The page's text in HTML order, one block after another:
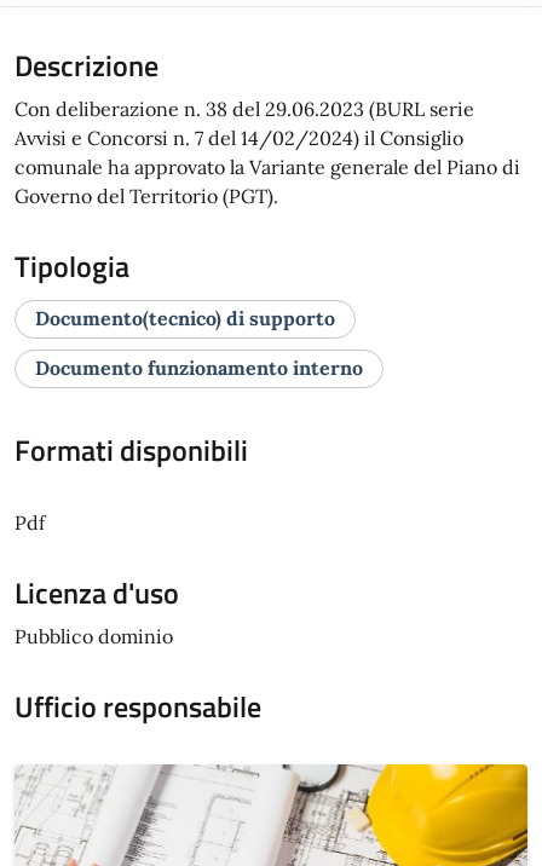
Descrizione
Con deliberazione n. 38 del 29.06.2023 (BURL serie
Avvisi e Concorsi n. 7 del 14/02/2024) il Consiglio
comunale ha approvato la Variante generale del Piano di
Governo del Territorio (PGT).
Tipologia
Documento(tecnico) di supporto
Documento funzionamento interno
Formati disponibili
Pdf
Licenza d'uso
Pubblico dominio
Ufficio responsabile